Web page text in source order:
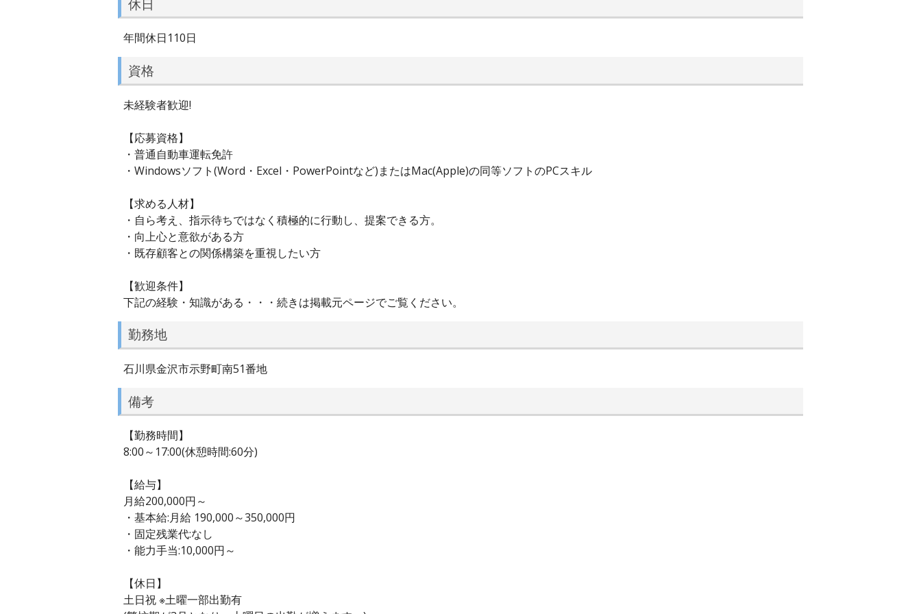
年間休日110日
資格
未経験者歓迎!
【応募資格】
・普通自動車運転免許
・Windowsソフト(Word・Excel・PowerPointなど)またはMac(Apple)の同等ソフトのPCスキル
【求める人材】
・自ら考え、指示待ちではなく積極的に行動し、提案できる方。
・向上心と意欲がある方
・既存顧客との関係構築を重視したい方
【歓迎条件】
下記の経験・知識がある・・・続きは掲載元ページでご覧ください。
勤務地
石川県金沢市示野町南51番地
備考
【勤務時間】
8:00～17:00(休憩時間:60分)
【給与】
月給200,000円～
・基本給:月給 190,000～350,000円
・固定残業代:なし
・能力手当:10,000円～
【休日】
土日祝 ※土曜一部出勤有